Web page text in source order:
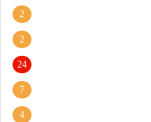
2
2
24
7
4